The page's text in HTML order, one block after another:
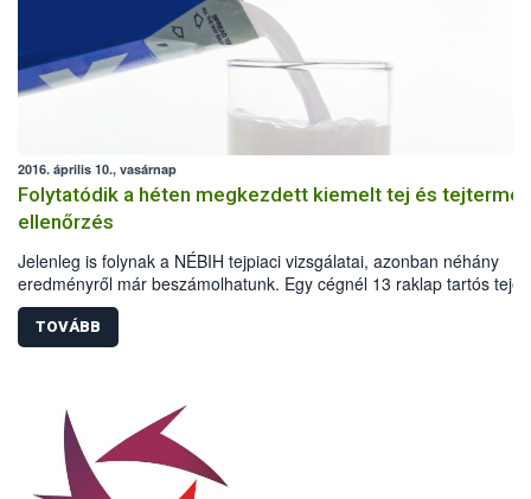
2016. április 10., vasárnap
Folytatódik a héten megkezdett kiemelt tej és tejtermék
ellenőrzés
Jelenleg is folynak a NÉBIH tejpiaci vizsgálatai, azonban néhány
eredményről már beszámolhatunk. Egy cégnél 13 raklap tartós tejet
zároltak az ellenőrök a nyomonkövetés hiánya miatt. A kiemelt
ellenőrzésekhez kapcsolódó laboratóriumi vizsgálatok még nem
le.
TOVÁBB